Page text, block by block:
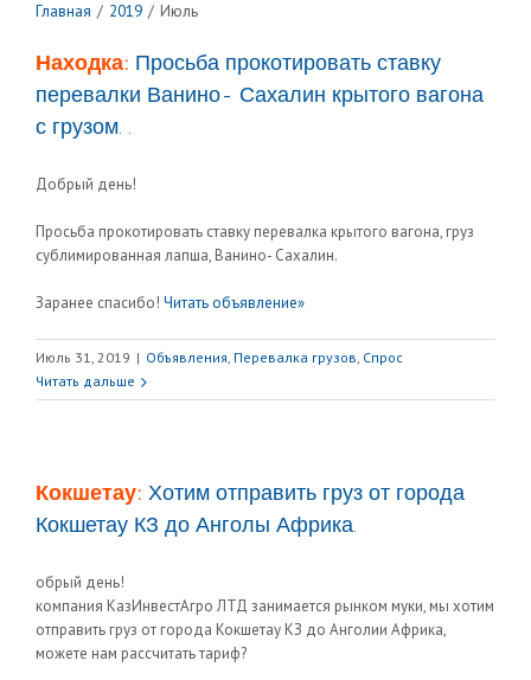
Главная / 2019 / Июль
Находка: Просьба прокотировать ставку
перевалки Ванино- Сахалин крытого вагона
с грузом. .
Добрый день!
Просьба прокотировать ставку перевалка крытого вагона, груз
сублимированная лапша, Ванино- Сахалин.
Заранее спасибо! Читать объявление»
Июль 31, 2019 | Объявления, Перевалка грузов, Спрос
Читать дальше
Кокшетау: Хотим отправить груз от города
Кокшетау КЗ до Анголы Африка.
обрый день!
компания КазИнвестАгро ЛТД занимается рынком муки, мы хотим
отправить груз от города Кокшетау КЗ до Анголии Африка,
можете нам рассчитать тариф?